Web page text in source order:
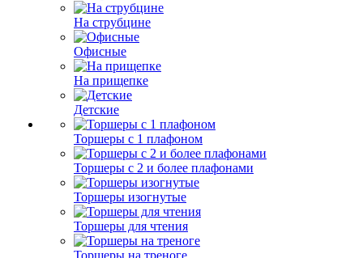
На струбцине
Офисные
На прищепке
Детские
Торшеры с 1 плафоном
Торшеры с 2 и более плафонами
Торшеры изогнутые
Торшеры для чтения
Торшеры на треноге